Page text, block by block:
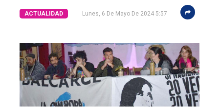
Balcarce
Inicio
Tendencia
Int.
General
ACTUALIDAD Lunes, 6 De Mayo De 2024 5:57